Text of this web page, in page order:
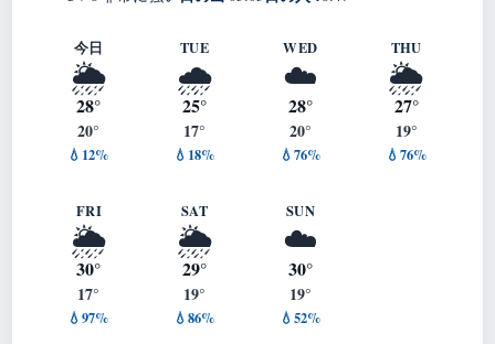
今日
🌦️
28°
20°
💧12%
TUE
🌧️
25°
17°
💧18%
WED
☁️
28°
20°
💧76%
THU
🌦️
27°
19°
💧76%
FRI
🌦️
30°
17°
💧97%
SAT
🌦️
29°
19°
💧86%
SUN
☁️
30°
19°
💧52%